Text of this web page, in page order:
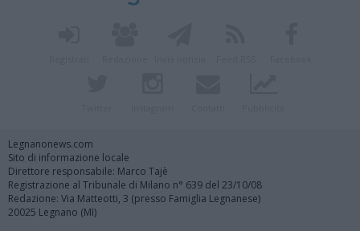
Legnanonews.com
Sito di informazione locale
Direttore responsabile: Marco Tajè
Registrazione al Tribunale di Milano n° 639 del 23/10/08
Redazione: Via Matteotti, 3 (presso Famiglia Legnanese)
20025 Legnano (MI)